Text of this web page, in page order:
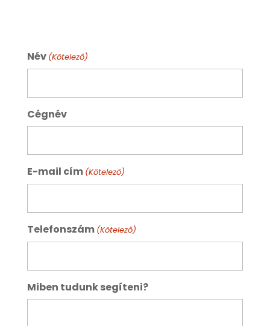
Név (Kötelező)
Cégnév
E-mail cím (Kötelező)
Telefonszám (Kötelező)
Miben tudunk segíteni?